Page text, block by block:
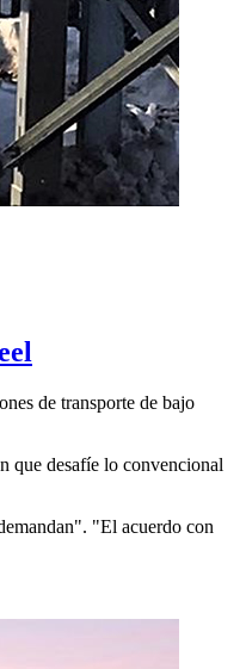
de transporte de bajo
que desafíe lo convencional
"El acuerdo con